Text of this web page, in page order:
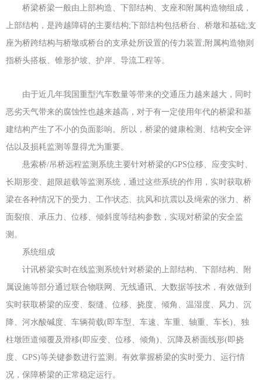
桥梁桥梁一般由上部构造、下部结构、支座和附属构造物组成，
上部结构，是跨越障碍的主要结构;下部结构包括桥台、桥墩和基础;支
座为桥跨结构与桥墩或桥台的支承处所设置的传力装置;附属构造物则
指桥头搭板、锥形护坡、护岸、导流工程等。
由于近几年我国重型汽车数量等带来的交通压力越来越大，同时
恶劣天气带来的腐蚀性也越来越高，对于有一定使用年代的桥梁和基
建结构产生了不小的负面影响。所以，桥梁的健康检测、结构安全评
估以及损耗监测等显得尤为重要。
悬索桥/吊桥远程监测系统主要针对桥梁的GPS位移、应变实时、
长期形变、超限超载等监测系统，通过这些系统的作用，实时获取桥
梁在各种情况下的受力、工作状态、抗风和抗震以及绳索的张力、桥
面裂痕、承压力、位移、倾斜度等结构参数，实现对桥梁的安全监
测。
系统组成
计讯桥梁实时在线监测系统针对桥梁的上部结构、下部结构、附
属设施等部分通过联合物联网、无线通讯、大数据等技术，有效做到
实时获取桥梁的应变、裂缝、位移、挠度、倾角、温湿度、风力、沉
降、河水酸碱度、车辆荷载(即车型、车速、车重、轴重、车长)、独
柱墩匝道倾覆及滑移(即应变、位移、倾角)、沉降及桥面线形(即挠
度、GPS)等关键参数进行监测。有效掌握桥梁的实时受力、运行情
况，保障桥梁的正常稳定运行。